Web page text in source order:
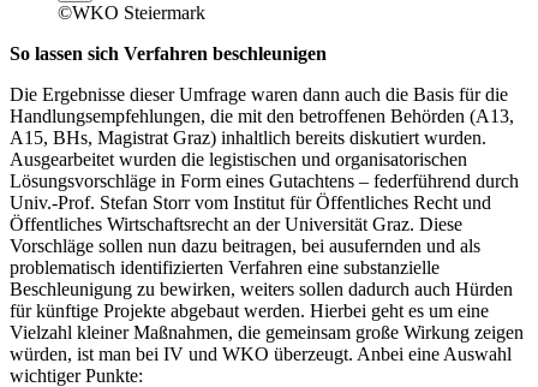
©WKO Steiermark
So lassen sich Verfahren beschleunigen
Die Ergebnisse dieser Umfrage waren dann auch die Basis für die
Handlungsempfehlungen, die mit den betroffenen Behörden (A13,
A15, BHs, Magistrat Graz) inhaltlich bereits diskutiert wurden.
Ausgearbeitet wurden die legistischen und organisatorischen
Lösungsvorschläge in Form eines Gutachtens – federführend durch
Univ.-Prof. Stefan Storr vom Institut für Öffentliches Recht und
Öffentliches Wirtschaftsrecht an der Universität Graz. Diese
Vorschläge sollen nun dazu beitragen, bei ausufernden und als
problematisch identifizierten Verfahren eine substanzielle
Beschleunigung zu bewirken, weiters sollen dadurch auch Hürden
für künftige Projekte abgebaut werden. Hierbei geht es um eine
Vielzahl kleiner Maßnahmen, die gemeinsam große Wirkung zeigen
würden, ist man bei IV und WKO überzeugt. Anbei eine Auswahl
wichtiger Punkte: